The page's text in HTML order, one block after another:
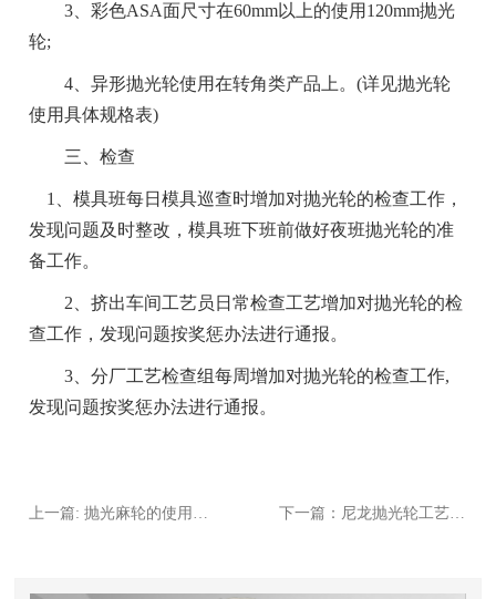
3、彩色ASA面尺寸在60mm以上的使用120mm抛光
轮;
4、异形抛光轮使用在转角类产品上。(详见抛光轮
使用具体规格表)
三、检查
1、模具班每日模具巡查时增加对抛光轮的检查工作，
发现问题及时整改，模具班下班前做好夜班抛光轮的准
备工作。
2、挤出车间工艺员日常检查工艺增加对抛光轮的检
查工作，发现问题按奖惩办法进行通报。
3、分厂工艺检查组每周增加对抛光轮的检查工作,
发现问题按奖惩办法进行通报。